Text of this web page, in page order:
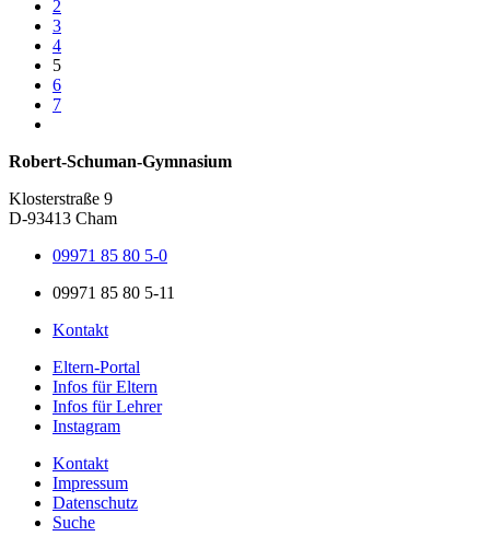
2
3
4
5
6
7
Robert-Schuman-Gymnasium
Klosterstraße 9
D-93413 Cham
09971 85 80 5-0
09971 85 80 5-11
Kontakt
Eltern-Portal
Infos für Eltern
Infos für Lehrer
Instagram
Kontakt
Impressum
Datenschutz
Suche